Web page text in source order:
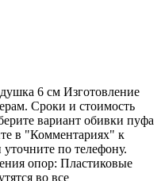
6 см Изготовление
Сроки и стоимость
вариант обивки пуфа
в "Комментариях" к
по телефону.
опор: Пластиковые
во все